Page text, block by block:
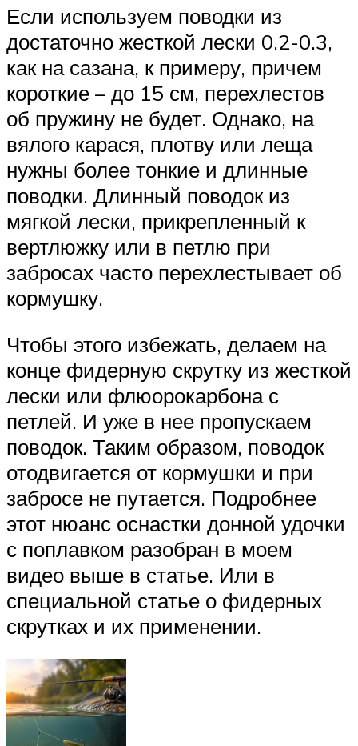
Если используем поводки из
достаточно жесткой лески 0.2-0.3,
как на сазана, к примеру, причем
короткие – до 15 см, перехлестов
об пружину не будет. Однако, на
вялого карася, плотву или леща
нужны более тонкие и длинные
поводки. Длинный поводок из
мягкой лески, прикрепленный к
вертлюжку или в петлю при
забросах часто перехлестывает об
кормушку.
Чтобы этого избежать, делаем на
конце фидерную скрутку из жесткой
лески или флюорокарбона с
петлей. И уже в нее пропускаем
поводок. Таким образом, поводок
отодвигается от кормушки и при
забросе не путается. Подробнее
этот нюанс оснастки донной удочки
с поплавком разобран в моем
видео выше в статье. Или в
специальной статье о фидерных
скрутках и их применении.